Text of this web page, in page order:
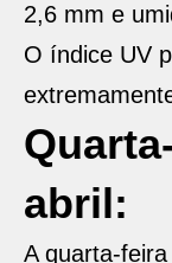
2,6 mm e
O índice UV
abril:
A quarta-